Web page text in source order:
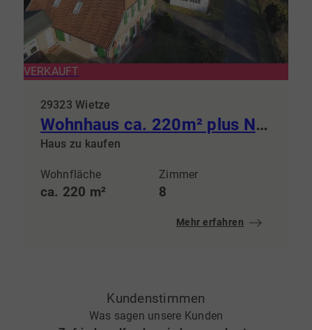
VERKAUFT
29323 Wietze
Wohnhaus ca. 220m² plus Nebengelasse ca. 565m²
Haus zu kaufen
Wohnfläche
ca. 220 m²
Zimmer
8
Mehr erfahren
Kundenstimmen
Was sagen unsere Kunden